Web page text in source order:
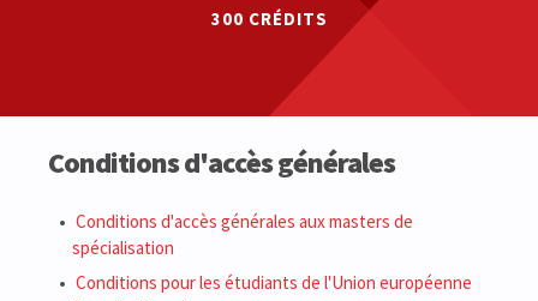
300 CRÉDITS
Conditions d'accès générales
Conditions d'accès générales aux masters de
spécialisation
Conditions pour les étudiants de l'Union européenne